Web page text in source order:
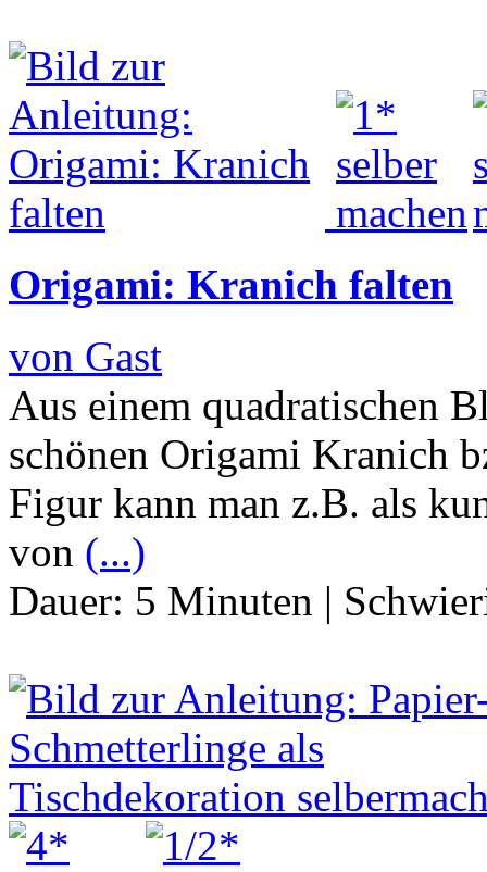
Origami: Kranich falten
von Gast
Aus einem quadratischen
schönen Origami Kranich
Figur kann man z.B. als
von (...)
Dauer: 5 Minuten |